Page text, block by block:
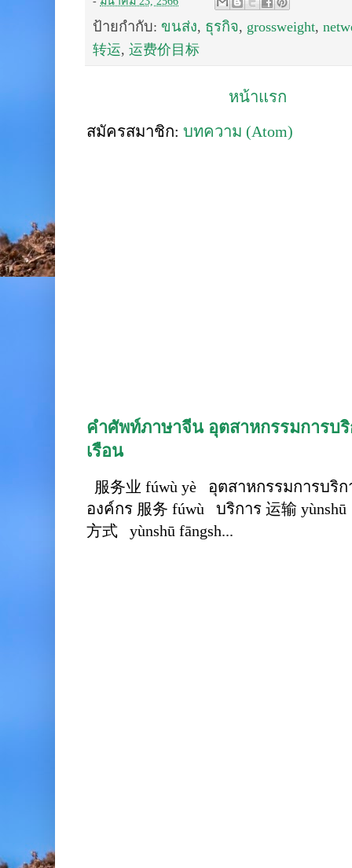
ป้ายกำกับ: ขนส่ง, ธุรกิจ, grossweight,
转运, 运费价目标
หน้าแรก
สมัครสมาชิก: บทความ (Atom)
คำศัพท์ภาษาจีน อุตสาหกรรมการบ
เรือน
服务业 fúwù yè อุตสาหกรรมการบริ
องค์กร 服务 fúwù บริการ 运输
方式 yùnshū fāngsh...